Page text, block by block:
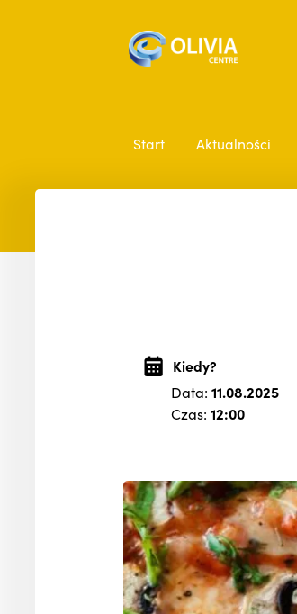
Start Aktualności
Kiedy?
Data: 11.08.2025
Czas: 12:00